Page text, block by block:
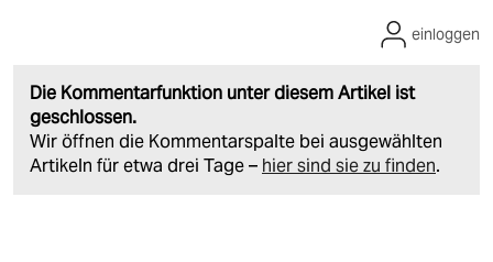
Die Kommentarfunktion unter diesem Artikel ist
geschlossen.
Wir öffnen die Kommentarspalte bei ausgewählten
Artikeln für etwa drei Tage – hier sind sie zu finden.
einloggen